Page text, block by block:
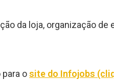
da loja, organização de
osite do Infojobs